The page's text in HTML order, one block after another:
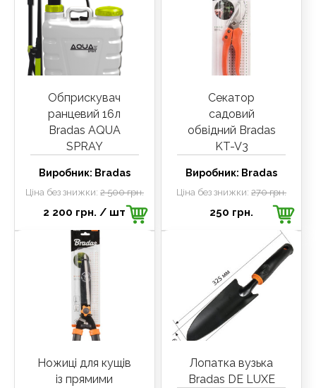
Обприскувач
ранцевий 16л
Bradas AQUA
SPRAY
Виробник: Bradas
Ціна без знижки: 2 500 грн.
2 200 грн. / шт
Секатор
садовий
обвідний Bradas
KT-V3
Виробник: Bradas
Ціна без знижки:270 грн.
250 грн.
Ножиці для кущів
із прямими
Лопатка вузька
Bradas DE LUXE